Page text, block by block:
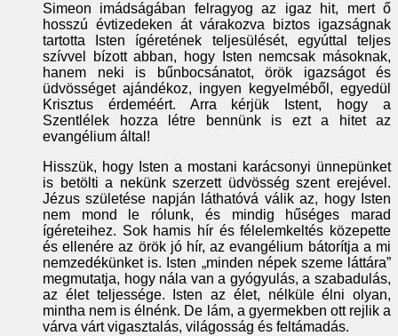
Simeon imádságában felragyog az igaz hit, mert ő
hosszú évtizedeken át várakozva biztos igazságnak
tartotta Isten ígéretének teljesülését, egyúttal teljes
szívvel bízott abban, hogy Isten nemcsak másoknak,
hanem neki is bűnbocsánatot, örök igazságot és
üdvösséget ajándékoz, ingyen kegyelméből, egyedül
Krisztus érdeméért. Arra kérjük Istent, hogy a
Szentlélek hozza létre bennünk is ezt a hitet az
evangélium által!
Hisszük, hogy Isten a mostani karácsonyi ünnepünket
is betölti a nekünk szerzett üdvösség szent erejével.
Jézus születése napján láthatóvá válik az, hogy Isten
nem mond le rólunk, és mindig hűséges marad
ígéreteihez. Sok hamis hír és félelemkeltés közepette
és ellenére az örök jó hír, az evangélium bátorítja a mi
nemzedékünket is. Isten „minden népek szeme láttára”
megmutatja, hogy nála van a gyógyulás, a szabadulás,
az élet teljessége. Isten az élet, nélküle élni olyan,
mintha nem is élnénk. De lám, a gyermekben ott rejlik a
várva várt vigasztalás, világosság és feltámadás.